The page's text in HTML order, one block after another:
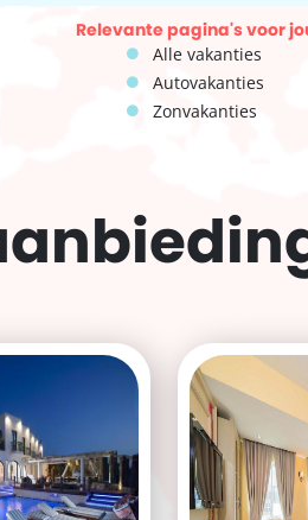
Relevante pagina's voor
Alle vakanties
Autovakanties
Zonvakanties